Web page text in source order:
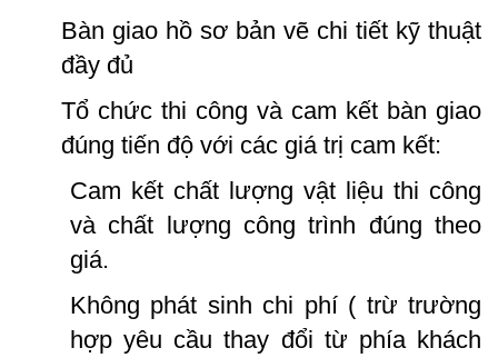
Bàn giao hồ sơ bản vẽ chi tiết kỹ thuật
đầy đủ
Tổ chức thi công và cam kết bàn giao
đúng tiến độ với các giá trị cam kết:
Cam kết chất lượng vật liệu thi công
và chất lượng công trình đúng theo
giá.
Không phát sinh chi phí ( trừ trường
hợp yêu cầu thay đổi từ phía khách